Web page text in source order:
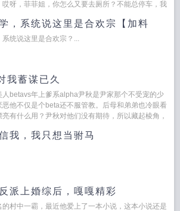
哎呀，菲菲姐，你怎么又要去厕所？不能总停车，我
，系统说这里是合欢宗【加料
系统说这里是合欢宗？...
我蓄谋已久
人betavs年上爹系alpha尹秋是尹家那个不受宠的少
恶他不仅是个beta还不服管教。后母和弟弟也冷眼看
有什么用？尹秋对他们没有期待，所以藏起棱角，
我，我只想当驸马
派上婚综后，嘎嘎精彩
的村中一霸，最近他爱上了一本小说，这本小说还是